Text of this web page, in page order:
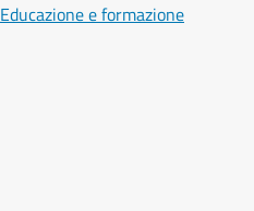
Educazione e formazione